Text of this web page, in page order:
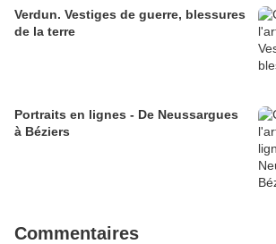
Verdun. Vestiges de guerre, blessures
de la terre
Portraits en lignes - De Neussargues
à Béziers
Commentaires